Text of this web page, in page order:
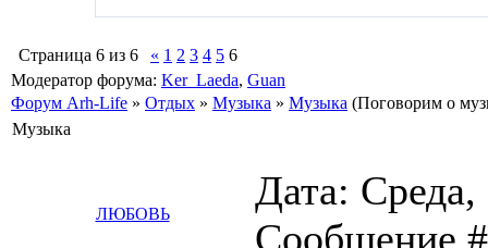
Страница 6 из 6 « 1 2 3 4 5 6
Модератор форума: Ker_Laeda, Guan
Форум Arh-Life » Отдых » Музыка » Музыка (Поговорим о
Музыка
ЛЮБОВЬ
Дата:
Сообщение